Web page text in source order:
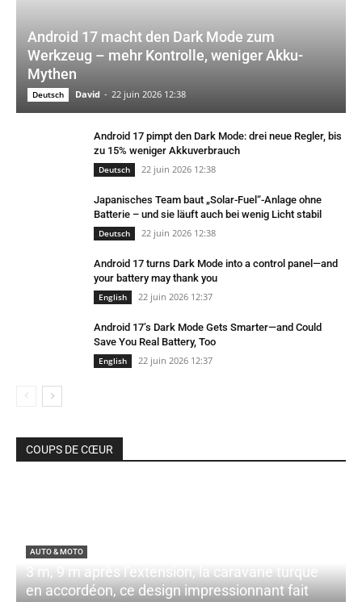
Android 17 macht den Dark Mode zum
Werkzeug – mehr Kontrolle, weniger Akku-
Mythen
Deutsch David - 22 juin 2026 12:38
Android 17 pimpt den Dark Mode: drei neue Regler, bis
zu 15% weniger Akkuverbrauch
Deutsch 22 juin 2026 12:38
Japanisches Team baut „Solar-Fuel“-Anlage ohne
Batterie – und sie läuft auch bei wenig Licht stabil
Deutsch 22 juin 2026 12:38
Android 17 turns Dark Mode into a control panel—and
your battery may thank you
English 22 juin 2026 12:37
Android 17’s Dark Mode Gets Smarter—and Could
Save You Real Battery, Too
English 22 juin 2026 12:37
COUPS DE CŒUR
AUTO & MOTO
3 m, 9 m après l’extension, la caravane turque
en accordéon, ce design impressionnant fait